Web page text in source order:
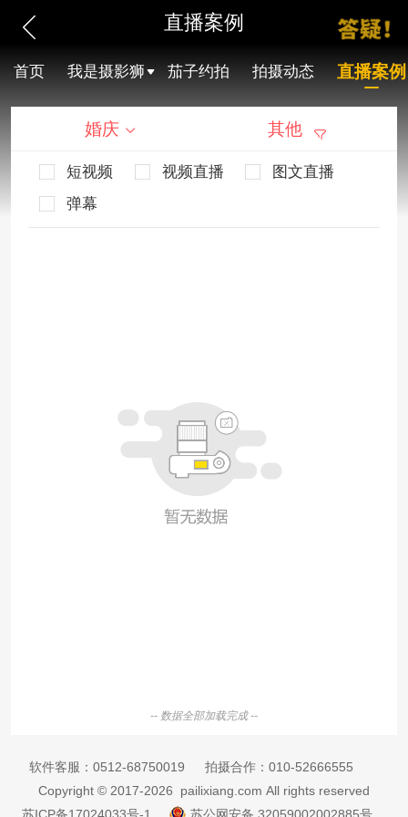
直播案例
首页 我是摄影狮 茄子约拍 拍摄动态 直播案例
婚庆 其他
短视频 视频直播
图文直播
弹幕
-- 数据全部加载完成 --
软件客服： 0512-68750019 拍摄合作： 010-52666555
Copyright © 2017-2026 pailixiang.com All rights reserved
苏ICP备17024033号-1
苏公网安备 32059002002885号